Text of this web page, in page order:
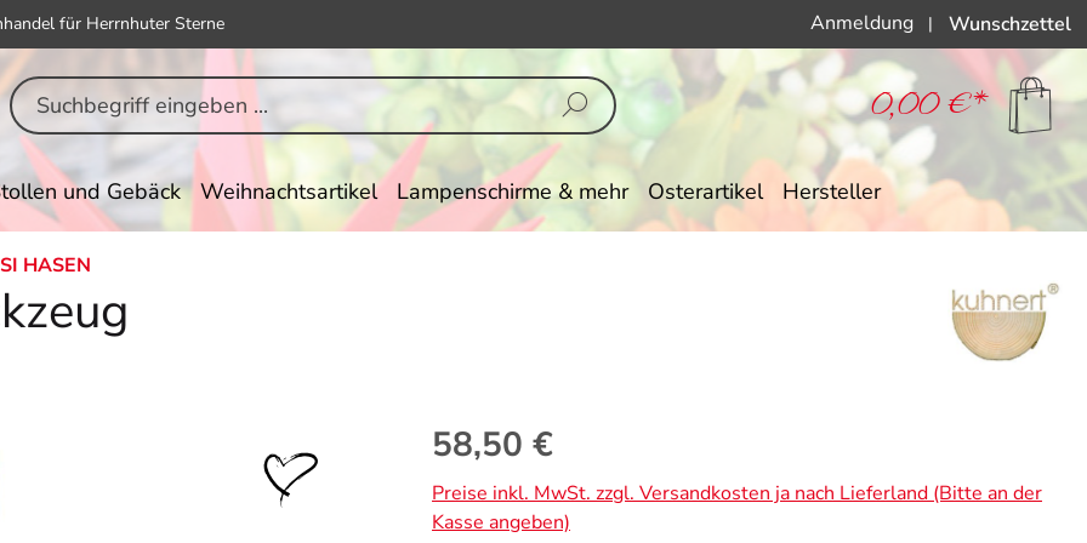
für Herrnhuter Sterne Anmeldung | Wunschzettel
0,00 €*
und Gebäck Weihnachtsartikel Lampenschirme & mehr Osterartikel Hersteller
HASEN
Regulärer Preis:
58,50 €
Preise inkl. MwSt. zzgl. Versandkosten ja nach Lieferland (Bitte an der
Kasse angeben)